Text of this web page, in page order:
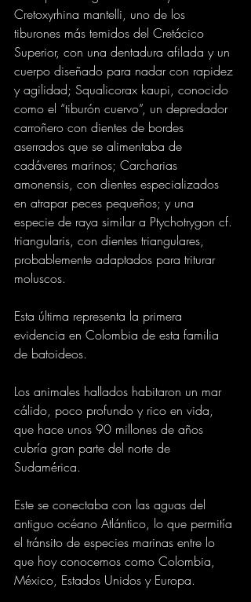
Cretoxyrhina mantelli, uno de los
tiburones más temidos del Cretácico
Superior, con una dentadura afilada y un
cuerpo diseñado para nadar con rapidez
y agilidad; Squalicorax kaupi, conocido
como el “tiburón cuervo”, un depredador
carroñero con dientes de bordes
aserrados que se alimentaba de
cadáveres marinos; Carcharias
amonensis, con dientes especializados
en atrapar peces pequeños; y una
especie de raya similar a Ptychotrygon cf.
triangularis, con dientes triangulares,
probablemente adaptados para triturar
moluscos.
Esta última representa la primera
evidencia en Colombia de esta familia
de batoideos.
Los animales hallados habitaron un mar
cálido, poco profundo y rico en vida,
que hace unos 90 millones de años
cubría gran parte del norte de
Sudamérica.
Este se conectaba con las aguas del
antiguo océano Atlántico, lo que permitía
el tránsito de especies marinas entre lo
que hoy conocemos como Colombia,
México, Estados Unidos y Europa.